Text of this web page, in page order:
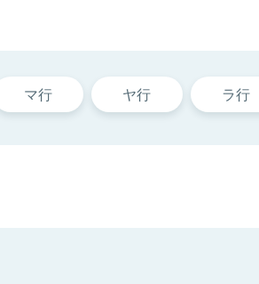
マ行 ヤ行 ラ行